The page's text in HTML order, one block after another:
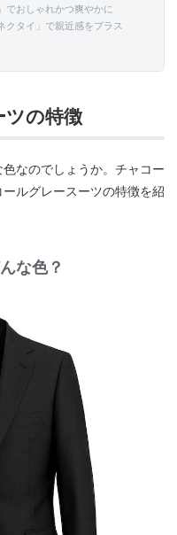
でおしゃれかつ爽やかに
クタイ」で親近感をプラス
ツの特徴
なのでしょうか。チャコー
ルグレースーツの特徴を紹
な色？